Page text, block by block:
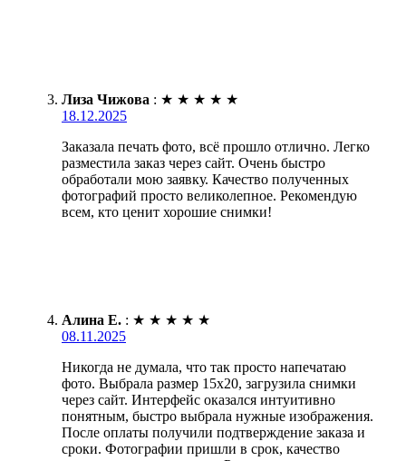
Лиза Чижова : ★ ★ ★ ★ ★
18.12.2025
Заказала печать фото, всё прошло отлично. Легко
разместила заказ через сайт. Очень быстро
обработали мою заявку. Качество полученных
фотографий просто великолепное. Рекомендую
всем, кто ценит хорошие снимки!
Алина Е. : ★ ★ ★ ★ ★
08.11.2025
Никогда не думала, что так просто напечатаю
фото. Выбрала размер 15х20, загрузила снимки
через сайт. Интерфейс оказался интуитивно
понятным, быстро выбрала нужные изображения.
После оплаты получили подтверждение заказа и
сроки. Фотографии пришли в срок, качество